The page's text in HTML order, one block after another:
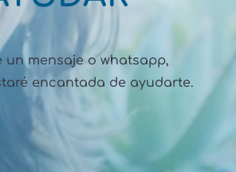
un mensaje o whatsapp,
encantada de ayudarte.